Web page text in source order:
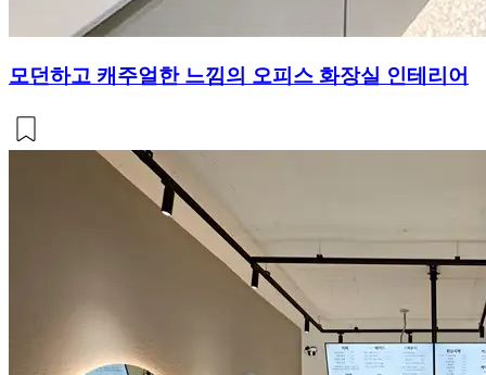
모던하고 캐주얼한 느낌의 오피스 화장실 인테리어